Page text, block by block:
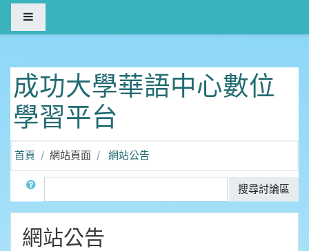
跳至主內容
成功大學華語中心數位
學習平台
首頁 網站頁面 網站公告
搜尋 搜尋討論區
網站公告